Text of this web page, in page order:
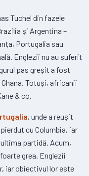
Tuchel din fazele
și Argentina –
Portugalia sau
Englezii nu au suferit
pas greșit a fost
Totuși, africanii
& co.
, unde a reușit
cu Columbia, iar
partidă. Acum,
grea. Englezii
iar obiectivul lor este